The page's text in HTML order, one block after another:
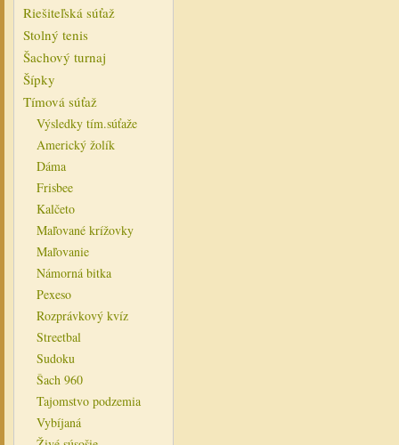
Riešiteľská súťaž
Stolný tenis
Šachový turnaj
Šípky
Tímová súťaž
Výsledky tím.súťaže
Americký žolík
Dáma
Frisbee
Kalčeto
Maľované krížovky
Maľovanie
Námorná bitka
Pexeso
Rozprávkový kvíz
Streetbal
Sudoku
Šach 960
Tajomstvo podzemia
Vybíjaná